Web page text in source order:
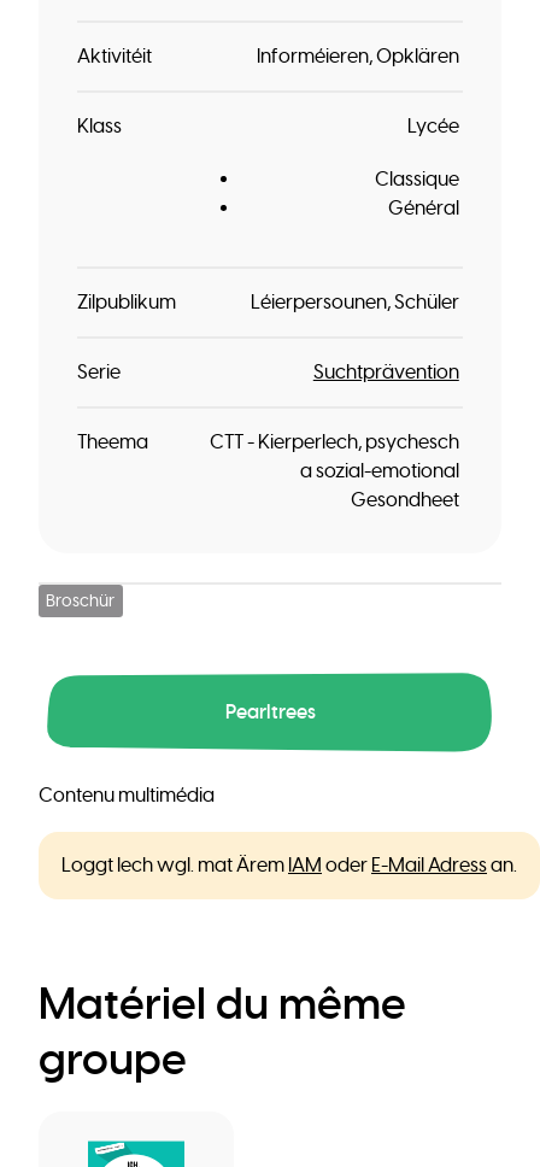
Aktivitéit Informéieren Opklären
Klass Lycée
Classique
Général
Zilpublikum Léierpersounen Schüler
Serie Suchtprävention
Theema
CTT - Kierperlech, psychesch
a sozial-emotional
Gesondheet
Broschür
Pearltrees
Contenu multimédia
Loggt Iech wgl. mat Ärem IAM oder E-Mail Adressan.
Matériel du même
groupe